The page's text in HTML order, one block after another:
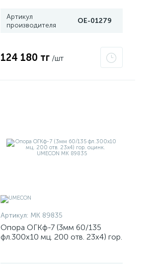
Артикул
производителя
OE-01279
124 180 тг /шт
Артикул: МК 89835
Опора ОГКф-7 (3мм 60/135
фл.300х10 мц. 200 отв. 23х4) гор.